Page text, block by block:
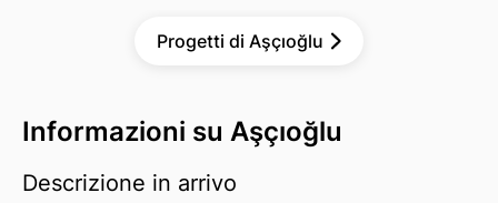
Progetti di Aşçıoğlu
Informazioni su Aşçıoğlu
Descrizione in arrivo